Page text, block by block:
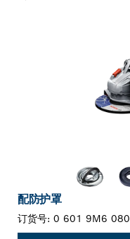
配防护罩
订货号: 0 601 9M6 080